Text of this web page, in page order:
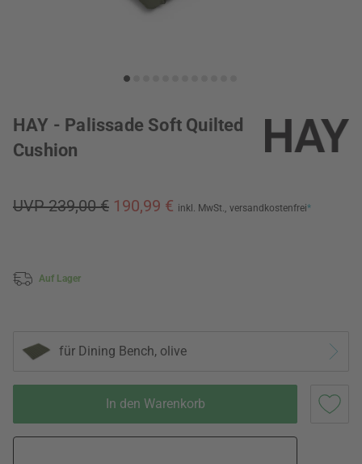
HAY - Palissade Soft Quilted
Cushion
UVP 239,00 € 190,99 € inkl. MwSt., versandkostenfrei*
Auf Lager
für Dining Bench, olive
In den Warenkorb